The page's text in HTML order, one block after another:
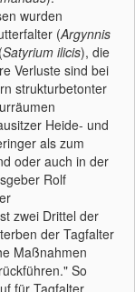
wurden
(Argynnis
Satyrium ilicis), die
Verluste sind bei
strukturbetonter
Heide- und
als zum
oder auch in der
Rolf
zwei Drittel der
der Tagfalter
Maßnahmen
So
für Tagfalter